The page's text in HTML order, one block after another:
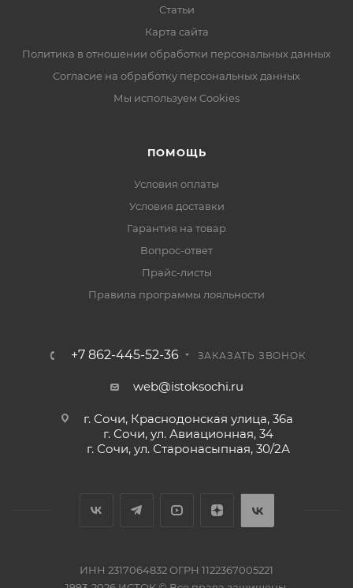
Статьи
Карта сайта
Политика в отношении обработки персональных данных
Согласие на обработку персональных данных
Мы используем Cookies
ПОМОЩЬ
Условия оплаты
Условия доставки
Гарантия на товар
Вопрос-ответ
Прайс-листы
Правила программы лояльности
+7 862-445-52-36 ЗАКАЗАТЬ ЗВОНОК
web@istoksochi.ru
г. Сочи, Краснодонская улица, 36а
г. Сочи, ул. Авиационная, 34
г. Сочи, ул. Старонасыпная, 30/2А
ИНН 2317064832 ОГРН 1122367005221